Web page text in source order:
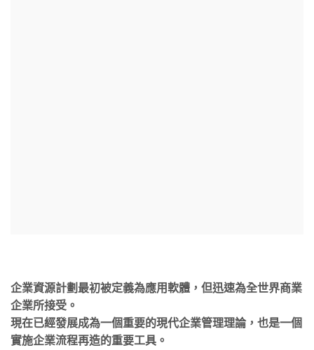
企業資源計劃最初被定義為應用軟體，但迅速為全世界商業
企業所接受。
現在已經發展成為一個重要的現代企業管理理論，也是一個
實施企業流程再造的重要工具。